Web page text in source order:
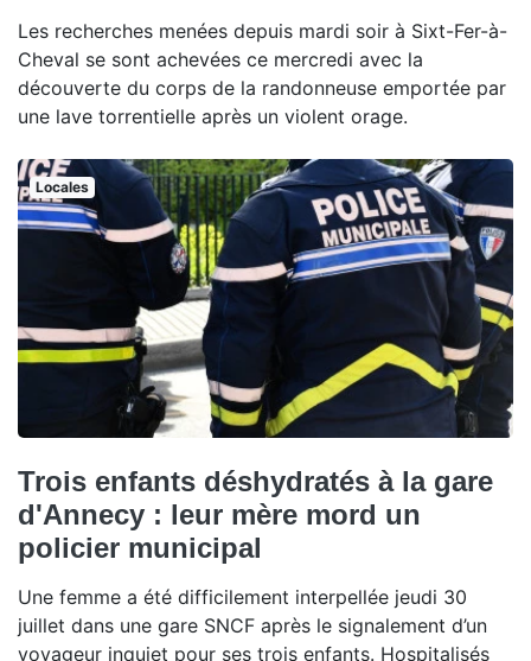
Les recherches menées depuis mardi soir à Sixt-Fer-à-
Cheval se sont achevées ce mercredi avec la
découverte du corps de la randonneuse emportée par
une lave torrentielle après un violent orage.
Locales
Trois enfants déshydratés à la gare
d'Annecy : leur mère mord un
policier municipal
Une femme a été difficilement interpellée jeudi 30
juillet dans une gare SNCF après le signalement d’un
voyageur inquiet pour ses trois enfants. Hospitalisés